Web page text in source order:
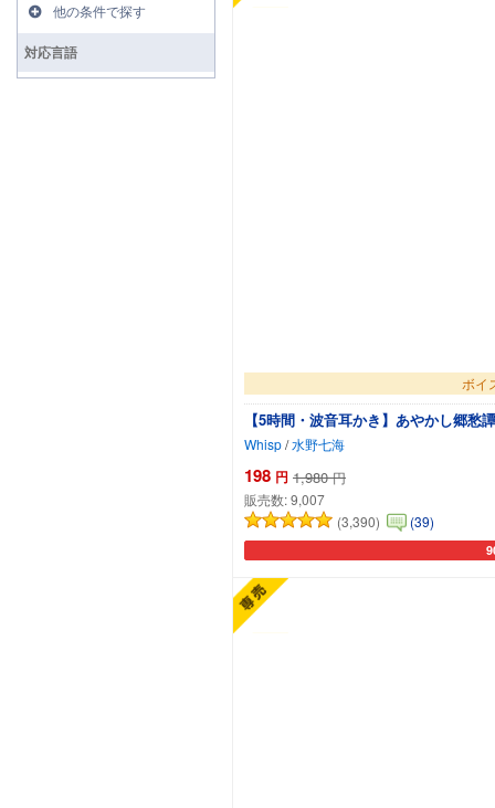
ボイ
【5時間・波音耳かき】あやかし郷
Whisp/水野七海
198 円 1,980 円
販売数:9,007
(3,390)
(39)
カ
他の条件で探す
対応言語